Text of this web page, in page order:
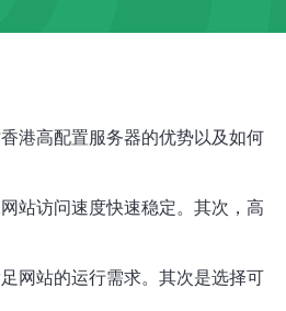
港高配置服务器的优势以及如何
站访问速度快速稳定。其次，高
网站的运行需求。其次是选择可